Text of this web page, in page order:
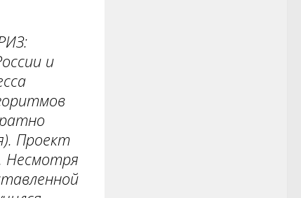
и
Проект
Несмотря